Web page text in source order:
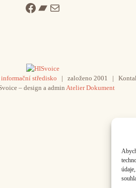
Facebook
Bandcamp
Mail
středisko | založeno 2001 |
– design a admin Atelier Dokument